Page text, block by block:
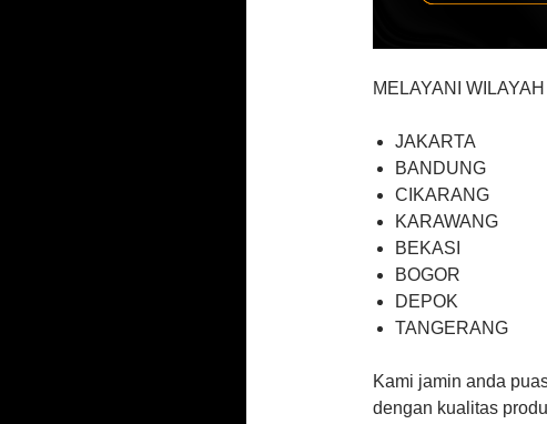
MELAYANI WILAYAH
JAKARTA
BANDUNG
CIKARANG
KARAWANG
BEKASI
BOGOR
DEPOK
TANGERANG
Kami jamin anda
dengan kualitas